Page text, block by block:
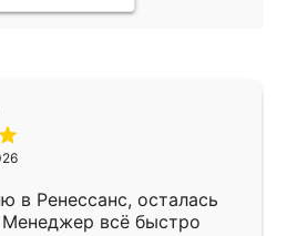
в Ренессанс, осталась
Менеджер всё быстро